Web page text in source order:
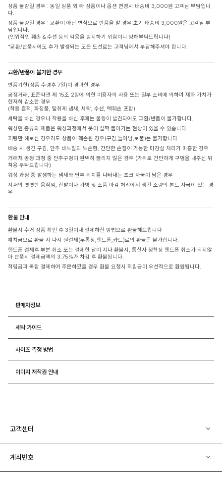
상품 불량일 경우 : 동일 상품 외 타 상품이나 옵션 변경시 배송비 3,000원 고객님 부담입니
다.
상품 불량일 경우 : 교환이 아닌 변심으로 반품을 할 경우 초기 배송비 3,000원은 고객님 부
담입니다.
(인위적인 훼손 & 수선 등의 악용을 방지하기 위함이니 양해부탁드립니다)
*교환/반품시에도 추가 발생되는 모든 도선료는 고객님께서 부담해주셔야 합니다.
교환/반품이 불가한 경우
반품기한(상품 수령후 7일)이 경과한 경우
공정거래, 표준약관 제 15조 2항에 의한 이용자의 사용 또는 일부 소비에 의하여 재화 가치가
현저히 감소한 경우
(착용 흔적, 화장품, 탈취제 냄새, 세탁, 수선, 택훼손 포함)
세탁을 하신 경우나 착용을 하신 후에는 불량이 발견되어도 교환/반품이 불가합니다.
워싱면 종류의 제품은 워싱과정에서 옷이 살짝 돌아가는 현상이 있을 수 있습니다.
피팅만 해보신 경우라도 상품이 훼손된 경우(구김,늘어남,보풀)는 불가합니다.
배송 시 생긴 구김, 단추 바느질의 느슨함, 간단한 손질이 가능한 마감실 처리가 미흡한 경우
거래처 공정 과정 중 단추구멍이 완벽히 뚫리지 않은 경우 (가위로 간단하게 구멍을 내주신 뒤
착용 부탁드립니다)
워싱 과정 중 발생하는 냄새와 단추 위치를 나타내는 초크 자국이 남은 경우
지퍼의 뻣뻣한 움직임, 신발이나 가방 및 소품 마감 처리에서 생긴 소량의 본드 자국이 있는 경
우
환불 안내
환불시 수거 상품 확인 후 3일이내 결제하신 방법으로 환불해드립니다
예치금으로 환불 시 다시 원결제(무통장,핸드폰,카드)로의 환불은 불가합니다.
핸드폰 결제후 부분 취소 또는 결제한 달이 지나 환불시, 통신사 정책상 핸드폰 취소가 되지않
아 반품시 결제금액의 3.75%가 차감 후 환불됩니다.
적립금과 복합 결제하여 주문하였을 경우 환불 요청시 적립금이 우선적으로 환원됩니다.
판매자정보
세탁 가이드
사이즈 측정 방법
이미지 저작권 안내
고객센터
계좌번호